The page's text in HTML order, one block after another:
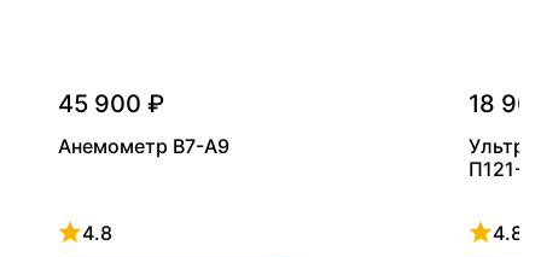
45 900 ₽
Анемометр В7-А9
4.8
Рейтинг 4.8 из 5
18
П121-
4.8